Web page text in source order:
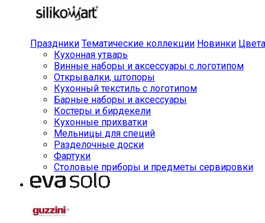
Праздники Тематические коллекции Новинки Цвета
Кухонная утварь
Винные наборы и аксессуары с логотипом
Открывалки, штопоры
Кухонный текстиль с логотипом
Барные наборы и аксессуары
Костеры и бирдекели
Кухонные прихватки
Мельницы для специй
Разделочные доски
Фартуки
Столовые приборы и предметы сервировки